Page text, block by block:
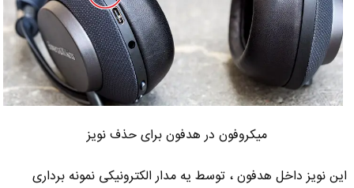
میکروفون در هدفون برای حذف نویز
این نویز داخل هدفون ، توسط یه مدار الکترونیکی نمونه برداری